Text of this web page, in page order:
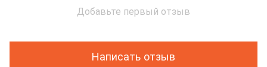
Добавьте первый отзыв
Написать отзыв